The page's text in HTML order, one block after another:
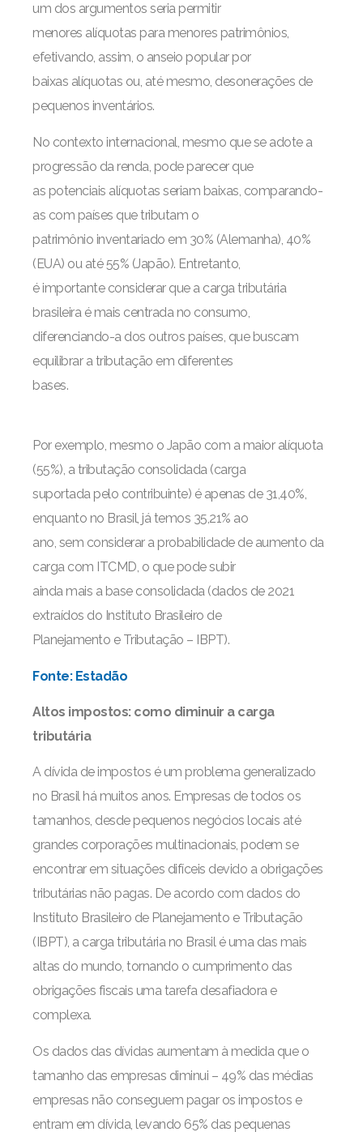
um dos argumentos seria permitir
menores alíquotas para menores patrimônios,
efetivando, assim, o anseio popular por
baixas alíquotas ou, até mesmo, desonerações de
pequenos inventários.
No contexto internacional, mesmo que se adote a
progressão da renda, pode parecer que
as potenciais alíquotas seriam baixas, comparando-
as com países que tributam o
patrimônio inventariado em 30% (Alemanha), 40%
(EUA) ou até 55% (Japão). Entretanto,
é importante considerar que a carga tributária
brasileira é mais centrada no consumo,
diferenciando-a dos outros países, que buscam
equilibrar a tributação em diferentes
bases.
Por exemplo, mesmo o Japão com a maior alíquota
(55%), a tributação consolidada (carga
suportada pelo contribuinte) é apenas de 31,40%,
enquanto no Brasil, já temos 35,21% ao
ano, sem considerar a probabilidade de aumento da
carga com ITCMD, o que pode subir
ainda mais a base consolidada (dados de 2021
extraídos do Instituto Brasileiro de
Planejamento e Tributação – IBPT).
Fonte: Estadão
Altos impostos: como diminuir a carga
tributária
A dívida de impostos é um problema generalizado
no Brasil há muitos anos. Empresas de todos os
tamanhos, desde pequenos negócios locais até
grandes corporações multinacionais, podem se
encontrar em situações difíceis devido a obrigações
tributárias não pagas. De acordo com dados do
Instituto Brasileiro de Planejamento e Tributação
(IBPT), a carga tributária no Brasil é uma das mais
altas do mundo, tornando o cumprimento das
obrigações fiscais uma tarefa desafiadora e
complexa.
Os dados das dívidas aumentam à medida que o
tamanho das empresas diminui – 49% das médias
empresas não conseguem pagar os impostos e
entram em dívida, levando 65% das pequenas